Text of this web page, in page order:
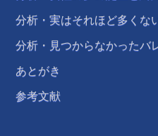
分析・実はそれほど多くな
分析・見つからなかったバ
あとがき
参考文献